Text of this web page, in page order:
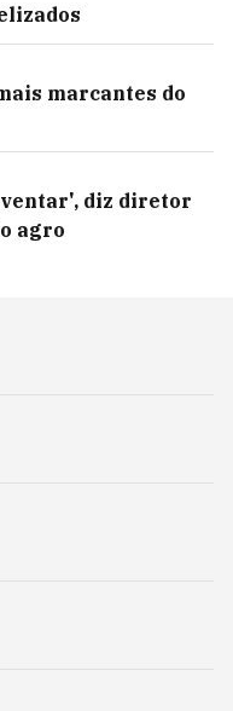
marcantes do
diz diretor
agro